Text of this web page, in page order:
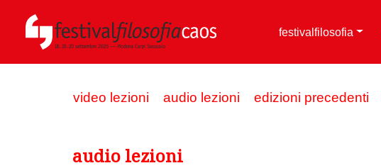
festivalfilosofia
video lezioni audio lezioni edizioni precedenti
audio lezioni